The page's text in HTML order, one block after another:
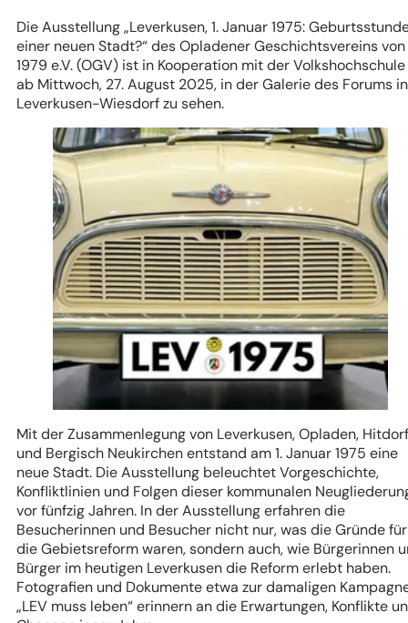
Die Ausstellung „Leverkusen, 1. Januar 1975:
einer neuen Stadt?“ des Opladener Geschichtsvereins von
1979 e.V. (OGV) ist in Kooperation mit der Volkshochschule
ab Mittwoch, 27. August 2025, in der Galerie des Forums in
Leverkusen-Wiesdorf zu sehen.
Mit der Zusammenlegung von Leverkusen, Opladen, Hitdorf
und Bergisch Neukirchen entstand am 1. Januar 1975 eine
neue Stadt. Die Ausstellung beleuchtet Vorgeschichte,
Konfliktlinien und Folgen dieser kommunalen
vor fünfzig Jahren. In der Ausstellung erfahren die
Besucherinnen und Besucher nicht nur, was die Gründe für
die Gebietsreform waren, sondern auch, wie Bürgerinnen
Bürger im heutigen Leverkusen die Reform erlebt haben.
Fotografien und Dokumente etwa zur damaligen
„LEV muss leben“ erinnern an die Erwartungen, Konflikte